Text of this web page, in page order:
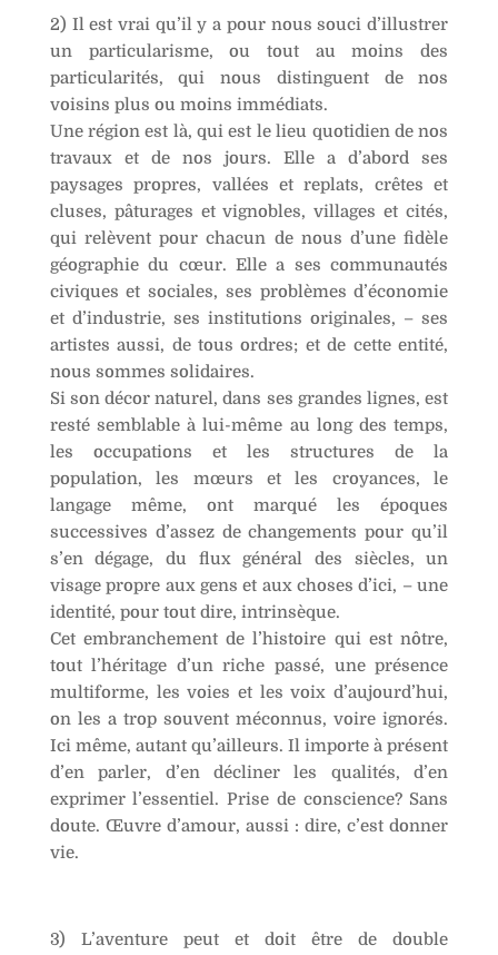
2) Il est vrai qu’il y a pour nous souci d’illustrer
un particularisme, ou tout au moins des
particularités, qui nous distinguent de nos
voisins plus ou moins immédiats.
Une région est là, qui est le lieu quotidien de nos
travaux et de nos jours. Elle a d’abord ses
paysages propres, vallées et replats, crêtes et
cluses, pâturages et vignobles, villages et cités,
qui relèvent pour chacun de nous d’une fidèle
géographie du cœur. Elle a ses communautés
civiques et sociales, ses problèmes d’économie
et d’industrie, ses institutions originales, – ses
artistes aussi, de tous ordres; et de cette entité,
nous sommes solidaires.
Si son décor naturel, dans ses grandes lignes, est
resté semblable à lui-même au long des temps,
les occupations et les structures de la
population, les mœurs et les croyances, le
langage même, ont marqué les époques
successives d’assez de changements pour qu’il
s’en dégage, du flux général des siècles, un
visage propre aux gens et aux choses d’ici, – une
identité, pour tout dire, intrinsèque.
Cet embranchement de l’histoire qui est nôtre,
tout l’héritage d’un riche passé, une présence
multiforme, les voies et les voix d’aujourd’hui,
on les a trop souvent méconnus, voire ignorés.
Ici même, autant qu’ailleurs. Il importe à présent
d’en parler, d’en décliner les qualités, d’en
exprimer l’essentiel. Prise de conscience? Sans
doute. Œuvre d’amour, aussi : dire, c’est donner
vie.
3) L’aventure peut et doit être de double